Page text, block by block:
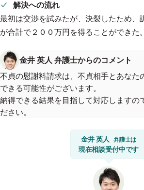
解決への流れ
最初は交渉を試みたが、決裂したため、
が合計で２００万円を得ることができた。
金井 英人 弁護士からのコメント
不貞の慰謝料請求は、不貞相手とあなた
できる可能性がございます。
納得できる結果を目指して対応しますの
ださい。
金井 英人 弁護士は
現在相談受付中です